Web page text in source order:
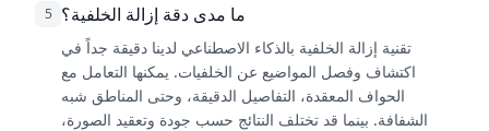
5 ما مدى دقة إزالة الخلفية؟
تقنية إزالة الخلفية بالذكاء الاصطناعي لدينا دقيقة جداً في
اكتشاف وفصل المواضيع عن الخلفيات. يمكنها التعامل مع
الحواف المعقدة، التفاصيل الدقيقة، وحتى المناطق شبه
الشفافة. بينما قد تختلف النتائج حسب جودة وتعقيد الصورة،